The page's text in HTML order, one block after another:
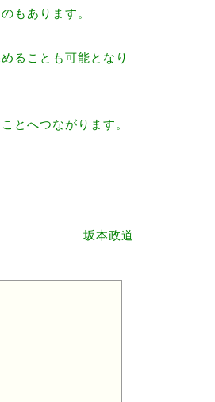
もあります。
ることも可能となり
とへつながります。
坂本政道